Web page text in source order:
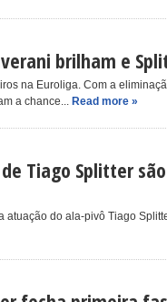
brilham e
na Euroliga. Com a
a chance... Read more »
Tiago Splitter
atuação do ala-pivô Tiago